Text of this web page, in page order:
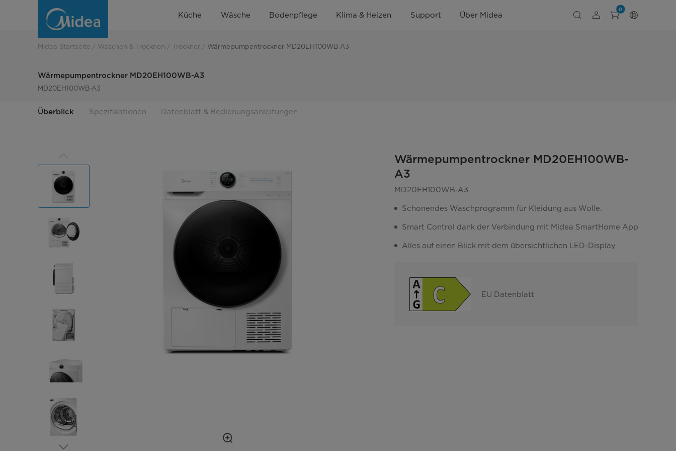
Wärmepumpentrockner
MD20EH100WB-
Küche Wäsche Bodenpflege Klima & Heizen Support Über Midea
0
Midea Startseite Waschen & Trocknen Trockner Wärmepumpentrockner MD20EH100WB-A3
Wärmepumpentrockner MD20EH100WB-A3
MD20EH100WB-A3
Überblick Spezifikationen Datenblatt & Bedienungsanleitungen
Wärmepumpentrockner MD20EH100WB-
A3
MD20EH100WB-A3
Schonendes Waschprogramm für Kleidung aus Wolle.
Smart Control dank der Verbindung mit Midea SmartHome App
Alles auf einen Blick mit dem übersichtlichen LED-Display
EU Datenblatt